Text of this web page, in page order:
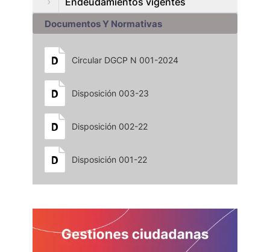
Documentos Y Normativas
Circular DGCP N 001-2024
Disposición 003-23
Disposición 002-22
Disposición 001-22